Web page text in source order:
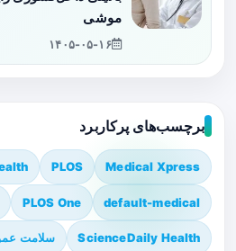
موشی
۱۴۰۵-۰۵-۱۶
برچسب‌های پرکاربرد
Medical Xpress
PLOS
default-medical
PLOS One
ScienceDaily Health سلامت